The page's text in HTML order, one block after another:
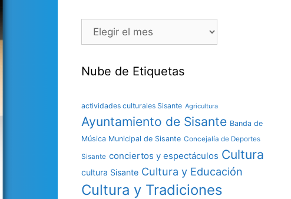
Nube de Etiquetas
actividades culturales Sisante Agricultura
Ayuntamiento de Sisante Banda de
Música Municipal de Sisante Concejalía de Deportes
Sisante conciertos y espectáculos Cultura
cultura Sisante Cultura y Educación
Cultura y Tradiciones